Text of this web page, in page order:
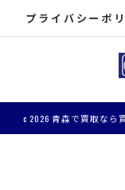
プライバシーポ
c 2026 青森で買取なら買